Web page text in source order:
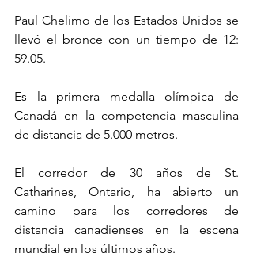
Paul Chelimo de los Estados Unidos se
llevó el bronce con un tiempo de 12:
59.05.
Es la primera medalla olímpica de
Canadá en la competencia masculina
de distancia de 5.000 metros.
El corredor de 30 años de St.
Catharines, Ontario, ha abierto un
camino para los corredores de
distancia canadienses en la escena
mundial en los últimos años.